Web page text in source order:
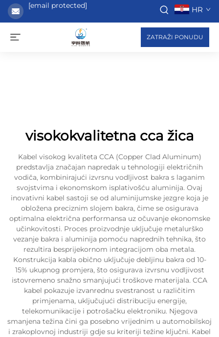
[email protected] HR
ZATRAŽI PONUDU
visokokvalitetna cca žica
Kabel visokog kvaliteta CCA (Copper Clad Aluminum)
predstavlja značajan napredak u tehnologiji električnih
vodiča, kombinirajući izvrsnu vodljivost bakra s laganim
svojstvima i ekonomskom isplativošću aluminija. Ovaj
inovativni kabel sastoji se od aluminijumske jezgre koja je
obložena preciznim slojem bakra, čime se osigurava
optimalna električna performansa uz očuvanje ekonomske
učinkovitosti. Proces proizvodnje uključuje metalurško
vezanje bakra i aluminija pomoću naprednih tehnika, što
rezultira besprijekornom integracijom oba metala.
Konstrukcija kabla obično uključuje debljinu bakra od 10-
15% ukupnog promjera, što osigurava izvrsnu vodljivost
istovremeno snažno smanjujući troškove materijala. CCA
kabel pokazuje izvanrednu svestranost u različitim
primjenama, uključujući distribuciju energije,
telekomunikacije i potrošačku elektroniku. Njegova
smanjena težina čini ga posebno vrijednim u automobilskoj
i zrakoplovnoj industriji gdje su kriteriji težine ključni. Kabel